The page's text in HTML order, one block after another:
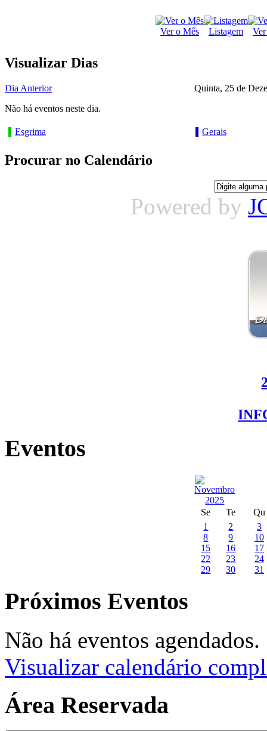
Ver o Mês Listagem
Visualizar Dias
Dia Anterior
Quinta, 25 de
Não há eventos neste dia.
Esgrima Gerais
Procurar no Calendário
Powered by
Eventos
Se Te
Qu
1
2
3
8
9
10
15
16
17
22
23
24
29
30 31
Próximos Eventos
Não há eventos agendados.
Visualizar calendário
Área Reservada